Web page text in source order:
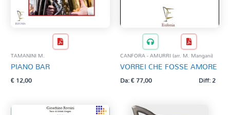
TAMANINI M.
PIANO BAR
€12,00
CANFORA - AMURRI (arr. M. Mangani)
VORREI CHE FOSSE AMORE
Da:€77,00 Diff: 2